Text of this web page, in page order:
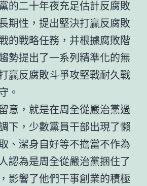
的二十年夜充足估計反腐敗
期性，提出堅決打贏反腐敗
的戰略任務，并根據腐敗階
勢提出了一系列精準化的無
贏反腐敗斗爭攻堅戰耐久戰
。
意，就是在周全從嚴治黨過
下，少數黨員干部出現了懶
、潔身自好等不擔當不作為
認為是周全從嚴治黨捆住了
影響了他們干事創業的積極